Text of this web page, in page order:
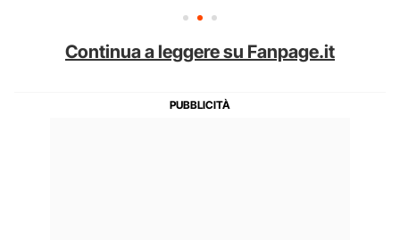
Continua a leggere su Fanpage.it